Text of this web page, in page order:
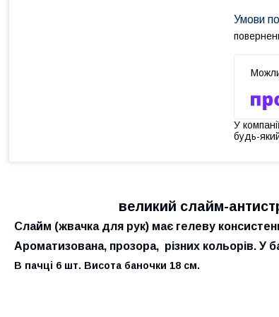
У
будь-
великий слайм-
Слайм (жвачка для рук) має гелеву
Ароматизована, прозора, різних кольорів. У
В пачці 6 шт. Висота баночки 18 см.